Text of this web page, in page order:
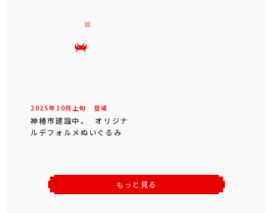
2025年 10月 上旬 登場
神椿市建設中。 オリジナ
ルデフォルメぬいぐるみ
もっと見る